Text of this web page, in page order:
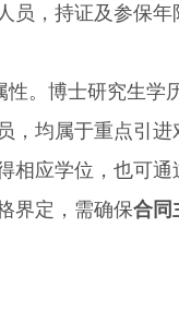
，持证及参保年
。博士研究生学
，均属于重点引
相应学位，也可
界定，需确保合同